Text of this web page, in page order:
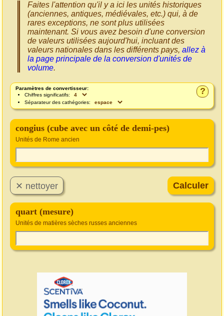
Faites l'attention qu'il y a ici les unités historiques
(anciennes, antiques, médiévales, etc.) qui, à de
rares exceptions, ne sont plus utilisées
maintenant. Si vous avez besoin d'une conversion
de valeurs utilisées aujourd'hui, incluant des
valeurs nationales dans les différents pays, allez à
la page principale de la conversion d'unités de
volume.
?
Paramètres de convertisseur:
Chiffres significatifs:
Séparateur des cathégories:
congius (cube avec un côté de demi-pes)
Unités de Rome ancien
quart (mesure)
Unités de matières sèches russes anciennes